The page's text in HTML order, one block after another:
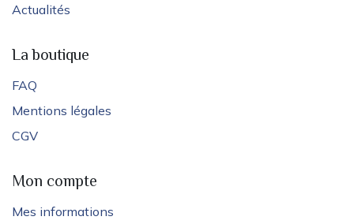
Actualités
La boutique
FAQ
Mentions légales
CGV
Mon compte
Mes informations